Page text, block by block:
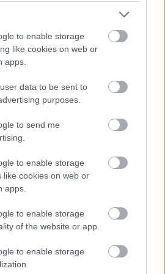
to enable storage
like cookies on web or
apps.
data to be sent to
purposes.
to send me
to enable storage
like cookies on web or
apps.
to enable storage
of the website or app.
to enable storage
kedd 20:00
Hangon
és Peter A. Schmid (CH)
vezetett kurzus zenész
résztvevőinek bemutatója,
közreműködésével